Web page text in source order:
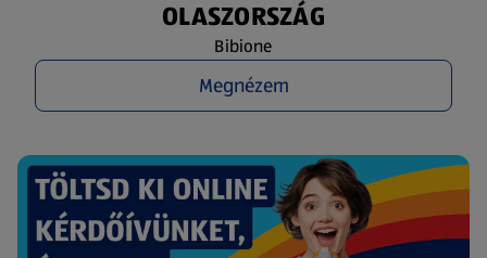
OLASZORSZÁG
Bibione
Megnézem